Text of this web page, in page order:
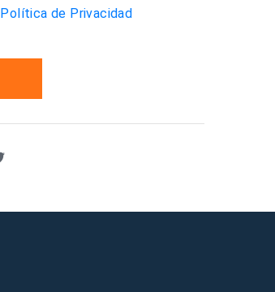
Política de Privacidad